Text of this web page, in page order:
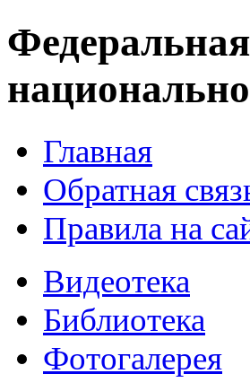
Главная
Обратная
Правила на
Видеотека
Библиотека
Фотогалерея